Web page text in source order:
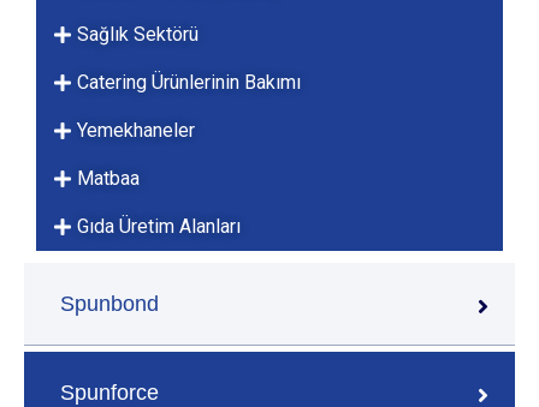
Spunbond
Spunforce
Sağlık Sektörü
Catering Ürünlerinin Bakımı
Yemekhaneler
Matbaa
Gıda Üretim Alanları